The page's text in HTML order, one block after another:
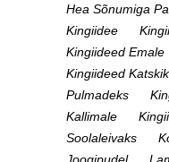
Hea Sõnumiga
Kingiidee
Kingiideed Emale
Kingiideed
Pulmadeks
Kallimale
Soolaleivaks
Joogipudel